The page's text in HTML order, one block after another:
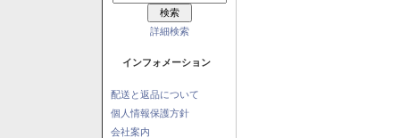
詳細検索
インフォメーション
配送と返品について
個人情報保護方針
会社案内